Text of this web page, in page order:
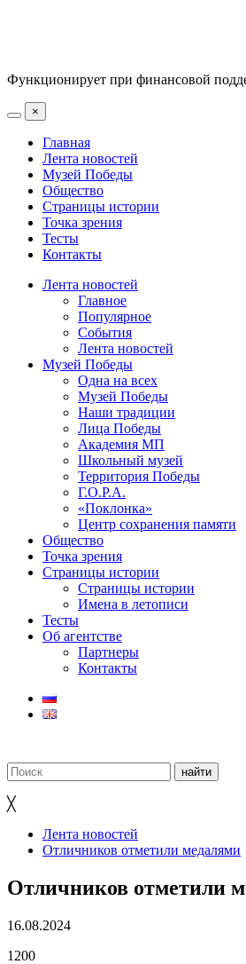
Функционирует при финансовой
×
Главная
Лента новостей
Музей Победы
Общество
Страницы истории
Точка зрения
Тесты
Контакты
Лента новостей
Главное
Популярное
События
Лента новостей
Музей Победы
Одна на всех
Музей Победы
Наши традиции
Лица Победы
Академия МП
Школьный музей
Территория Победы
Г.О.Р.А.
«Поклонка»
Центр сохранения памяти
Общество
Точка зрения
Страницы истории
Страницы истории
Имена в летописи
Тесты
Об агентстве
Партнеры
Контакты
╳
Лента новостей
Отличников отметили медалями
Отличников отметили
16.08.2024
1200